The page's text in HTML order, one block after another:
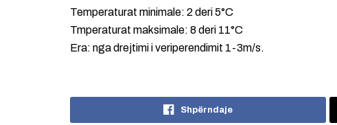
Temperaturat minimale: 2 deri 5°C
Tmperaturat maksimale: 8 deri 11°C
Era: nga drejtimi i veriperendimit 1-3m/s.
Shpërndaje